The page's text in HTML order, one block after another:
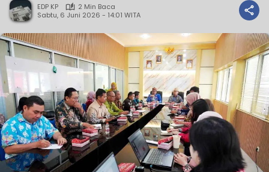
EDP KP
2 Min Baca
Sabtu, 6 Juni 2026 - 14:01 WITA